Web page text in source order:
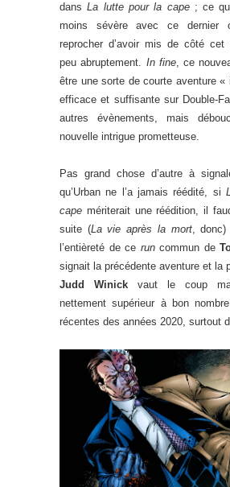
dansLa lutte pour la cape; ce qui
moins sévère avec ce dernier
reprocher d’avoir mis de côté cet
peu abruptement. In fine, ce
être une sorte de courte aventure «
efficace et suffisante sur Double-
autres évènements, mais
nouvelle intrigue prometteuse.
Pas grand chose d’autre à
qu’Urban ne l’a jamais réédité, si
cape mériterait une réédition, il
suite (La vie après la mort,
l’entièreté de ce runcommun de
signait la précédente aventure et la
Judd Winick vaut le coup
nettement supérieur à bon
récentes des années 2020, surtout